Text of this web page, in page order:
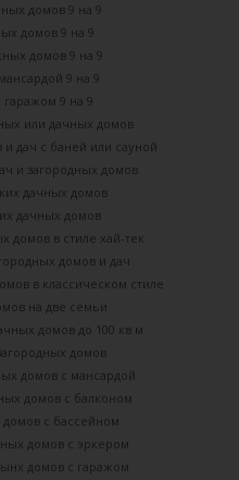
домов 9 на 9
домов 9 на 9
домов 9 на 9
9 на 9
9 на 9
или дачных домов
дач с баней или сауной
и загородных домов
дачных домов
дачных домов
домов в стиле хай-тек
домов и дач
в классическом стиле
на две семьи
домов до 100 кв м
домов
домов с мансардой
домов с балконом
с бассейном
домов с эркером
домов с гаражом